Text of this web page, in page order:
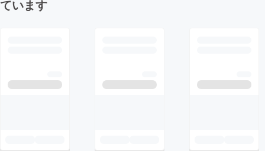
ています